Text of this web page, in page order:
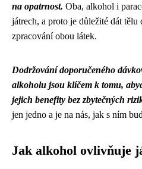
na opatrnost. Oba, alkohol i
játrech, a proto je důležité dát tělu
zpracování obou látek.
Dodržování doporučeného
alkoholu jsou klíčem k tomu,
jejich benefity bez zbytečných
jen jedno a je na nás, jak s ním
Jak alkohol ovlivňuje